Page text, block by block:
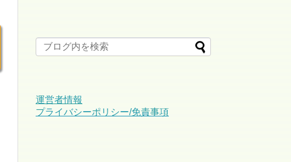
運営者情報
プライバシーポリシー/免責事項